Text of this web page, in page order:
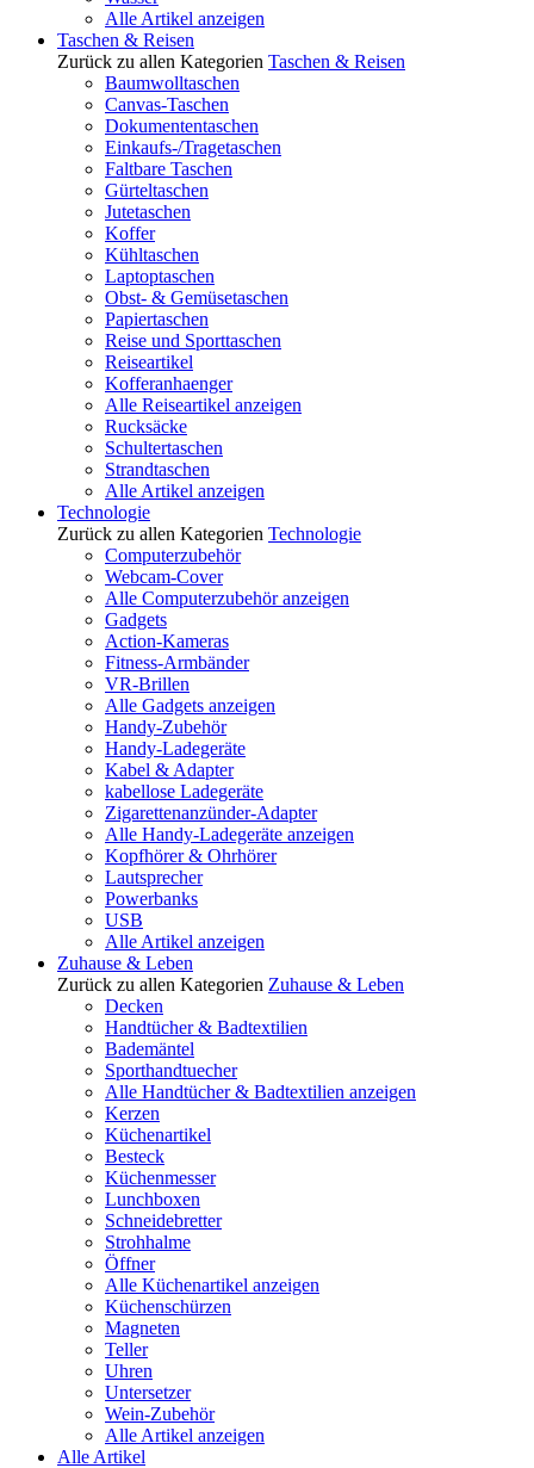
Alle Artikel anzeigen
Taschen & Reisen
Zurück zu allen Kategorien Taschen & Reisen
Baumwolltaschen
Canvas-Taschen
Dokumententaschen
Einkaufs-/Tragetaschen
Faltbare Taschen
Gürteltaschen
Jutetaschen
Koffer
Kühltaschen
Laptoptaschen
Obst- & Gemüsetaschen
Papiertaschen
Reise und Sporttaschen
Reiseartikel
Kofferanhaenger
Alle Reiseartikel anzeigen
Rucksäcke
Schultertaschen
Strandtaschen
Alle Artikel anzeigen
Technologie
Zurück zu allen Kategorien Technologie
Computerzubehör
Webcam-Cover
Alle Computerzubehör anzeigen
Gadgets
Action-Kameras
Fitness-Armbänder
VR-Brillen
Alle Gadgets anzeigen
Handy-Zubehör
Handy-Ladegeräte
Kabel & Adapter
kabellose Ladegeräte
Zigarettenanzünder-Adapter
Alle Handy-Ladegeräte anzeigen
Kopfhörer & Ohrhörer
Lautsprecher
Powerbanks
USB
Alle Artikel anzeigen
Zuhause & Leben
Zurück zu allen Kategorien Zuhause & Leben
Decken
Handtücher & Badtextilien
Bademäntel
Sporthandtuecher
Alle Handtücher & Badtextilien anzeigen
Kerzen
Küchenartikel
Besteck
Küchenmesser
Lunchboxen
Schneidebretter
Strohhalme
Öffner
Alle Küchenartikel anzeigen
Küchenschürzen
Magneten
Teller
Uhren
Untersetzer
Wein-Zubehör
Alle Artikel anzeigen
Alle Artikel